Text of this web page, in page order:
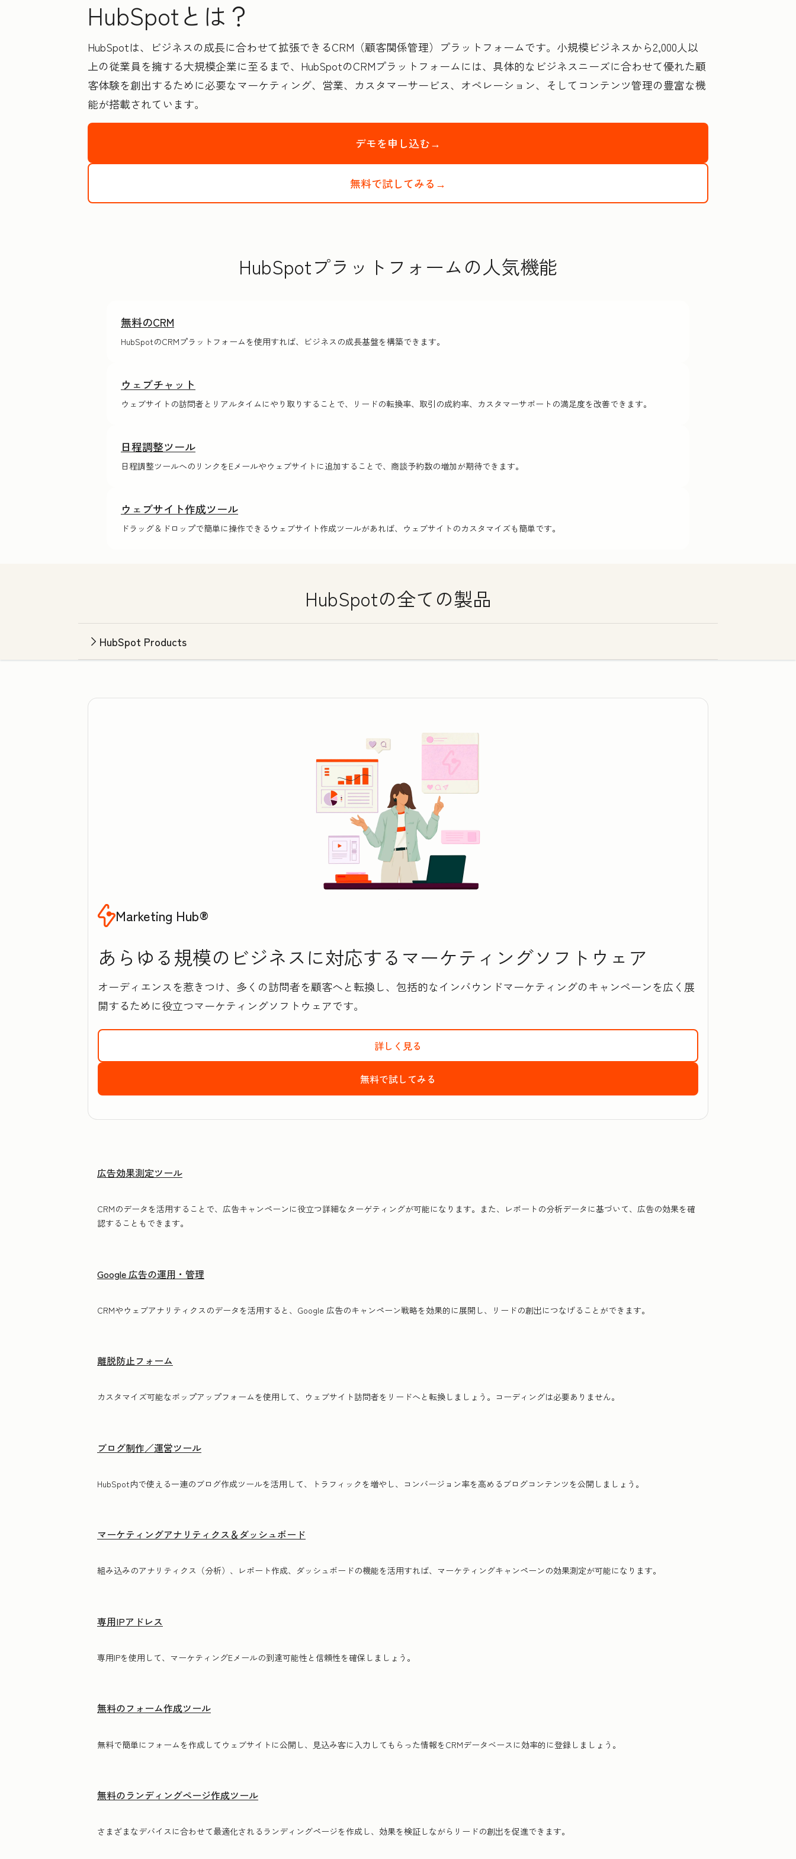
HubSpotとは？
HubSpotは、ビジネスの成長に合わせて拡張できるCRM（顧客関係管理）プラットフォームです。小規模ビジネスから2,000人以
上の従業員を擁する大規模企業に至るまで、HubSpotのCRMプラットフォームには、具体的なビジネスニーズに合わせて優れた顧
客体験を創出するために必要なマーケティング、営業、カスタマーサービス、オペレーション、そしてコンテンツ管理の豊富な機
能が搭載されています。
デモを申し込む→
無料で試してみる→
HubSpotプラットフォームの人気機能
無料のCRM
HubSpotのCRMプラットフォームを使用すれば、ビジネスの成長基盤を構築できます。
ウェブチャット
ウェブサイトの訪問者とリアルタイムにやり取りすることで、リードの転換率、取引の成約率、カスタマーサポートの満足度を改善できます。
日程調整ツール
日程調整ツールへのリンクをE‍メ‍ー‍ルやウェブサイトに追加することで、商談予約数の増加が期待できます。
ウェブサイト作成ツール
ドラッグ＆ドロップで簡単に操作できるウェブサイト作成ツールがあれば、ウェブサイトのカスタマイズも簡単です。
HubSpotの全ての製品
HubSpot Products
Marketing Hub®
あらゆる規模のビジネスに対応するマ‍ー‍ケ‍テ‍ィ‍ン‍グソフトウェア
オーディエンスを惹きつけ、多くの訪問者を顧客へと転換し、包括的なインバウンドマーケティングのキャンペーンを広く展
開するために役立つマーケティングソフトウェアです。
詳しく見る
無料で試してみる
広告効果測定ツール
CRMのデータを活用することで、広告キャンペーンに役立つ詳細なターゲティングが可能になります。また、レポートの分析データに基づいて、広告の効果を確
認することもできます。
Google 広告の運用・管理
CRMやウェブアナリティクスのデータを活用すると、Google 広告のキャンペーン戦略を効果的に展開し、リードの創出につなげることができます。
離脱防止フォーム
カスタマイズ可能なポップアップフォームを使用して、ウェブサイト訪問者をリードへと転換しましょう。コーディングは必要ありません。
ブログ制作／運営ツール
HubSpot内で使える一連のブログ作成ツールを活用して、トラフィックを増やし、コンバージョン率を高めるブログコンテンツを公開しましょう。
マーケティングアナリティクス＆ダッシュボード
組み込みのアナリティクス（分析）、レポート作成、ダッシュボードの機能を活用すれば、マーケティングキャンペーンの効果測定が可能になります。
専用IPアドレス
専用IPを使用して、マーケティングE‍メールの到達可能性と信頼性を確保しましょう。
無料のフォーム作成ツール
無料で簡単にフォームを作成してウェブサイトに公開し、見込み客に入力してもらった情報をCRMデータベースに効率的に登録しましょう。
無料のランディングページ作成ツール
さまざまなデバイスに合わせて最適化されるランディングページを作成し、効果を検証しながらリードの創出を促進できます。